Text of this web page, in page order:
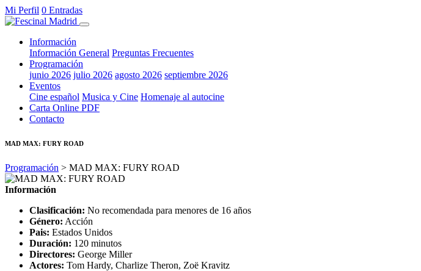
Mi Perfil 0 Entradas
Información
Información General Preguntas Frecuentes
Programación
junio 2026 julio 2026 agosto 2026 septiembre 2026
Eventos
Cine español Musica y Cine Homenaje al autocine
Carta Online PDF
Contacto
MAD MAX: FURY ROAD
Programación > MAD MAX: FURY ROAD
Información
Clasificación: No recomendada para menores de 16 años
Género: Acción
Pais: Estados Unidos
Duración: 120 minutos
Directores: George Miller
Actores: Tom Hardy, Charlize Theron, Zoë Kravitz